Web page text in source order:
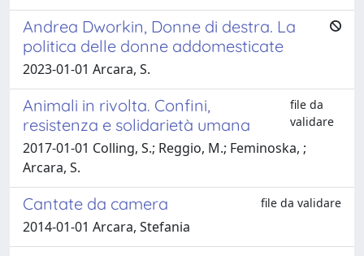
Andrea Dworkin, Donne di destra. La
politica delle donne addomesticate
2023-01-01 Arcara, S.
Animali in rivolta. Confini,
resistenza e solidarietà umana
file da
validare
2017-01-01 Colling, S.; Reggio, M.; Feminoska, ;
Arcara, S.
Cantate da camera file da validare
2014-01-01 Arcara, Stefania